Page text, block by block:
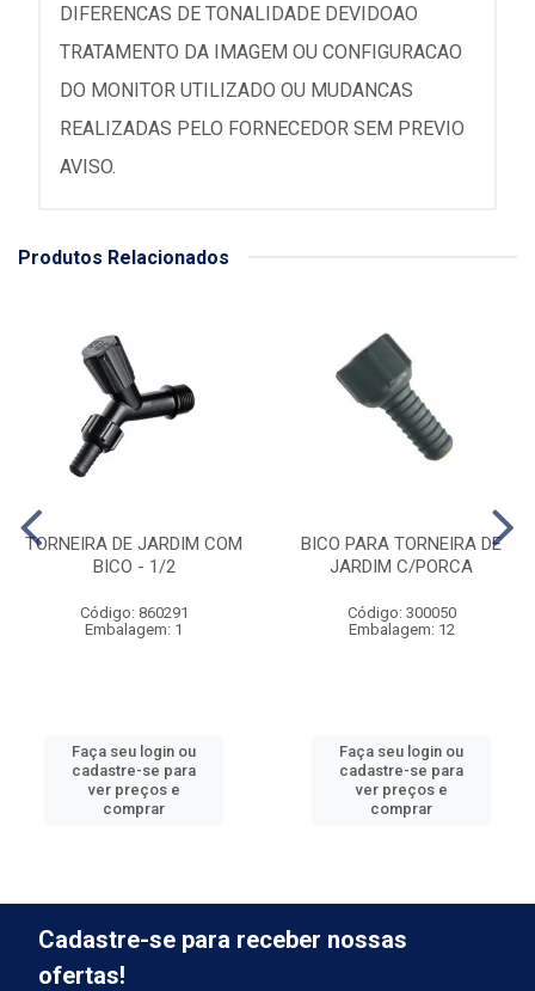
DIFERENCAS DE TONALIDADE DEVIDOAO
TRATAMENTO DA IMAGEM OU CONFIGURACAO
DO MONITOR UTILIZADO OU MUDANCAS
REALIZADAS PELO FORNECEDOR SEM PREVIO
AVISO.
Produtos Relacionados
TORNEIRA DE JARDIM COM
BICO - 1/2
Código: 860291
Embalagem: 1
Faça seu login ou
cadastre-se para
ver preços e
comprar
BICO PARA TORNEIRA DE
JARDIM C/PORCA
Código: 300050
Embalagem: 12
Faça seu login ou
cadastre-se para
ver preços e
comprar
Cadastre-se para receber nossas
ofertas!